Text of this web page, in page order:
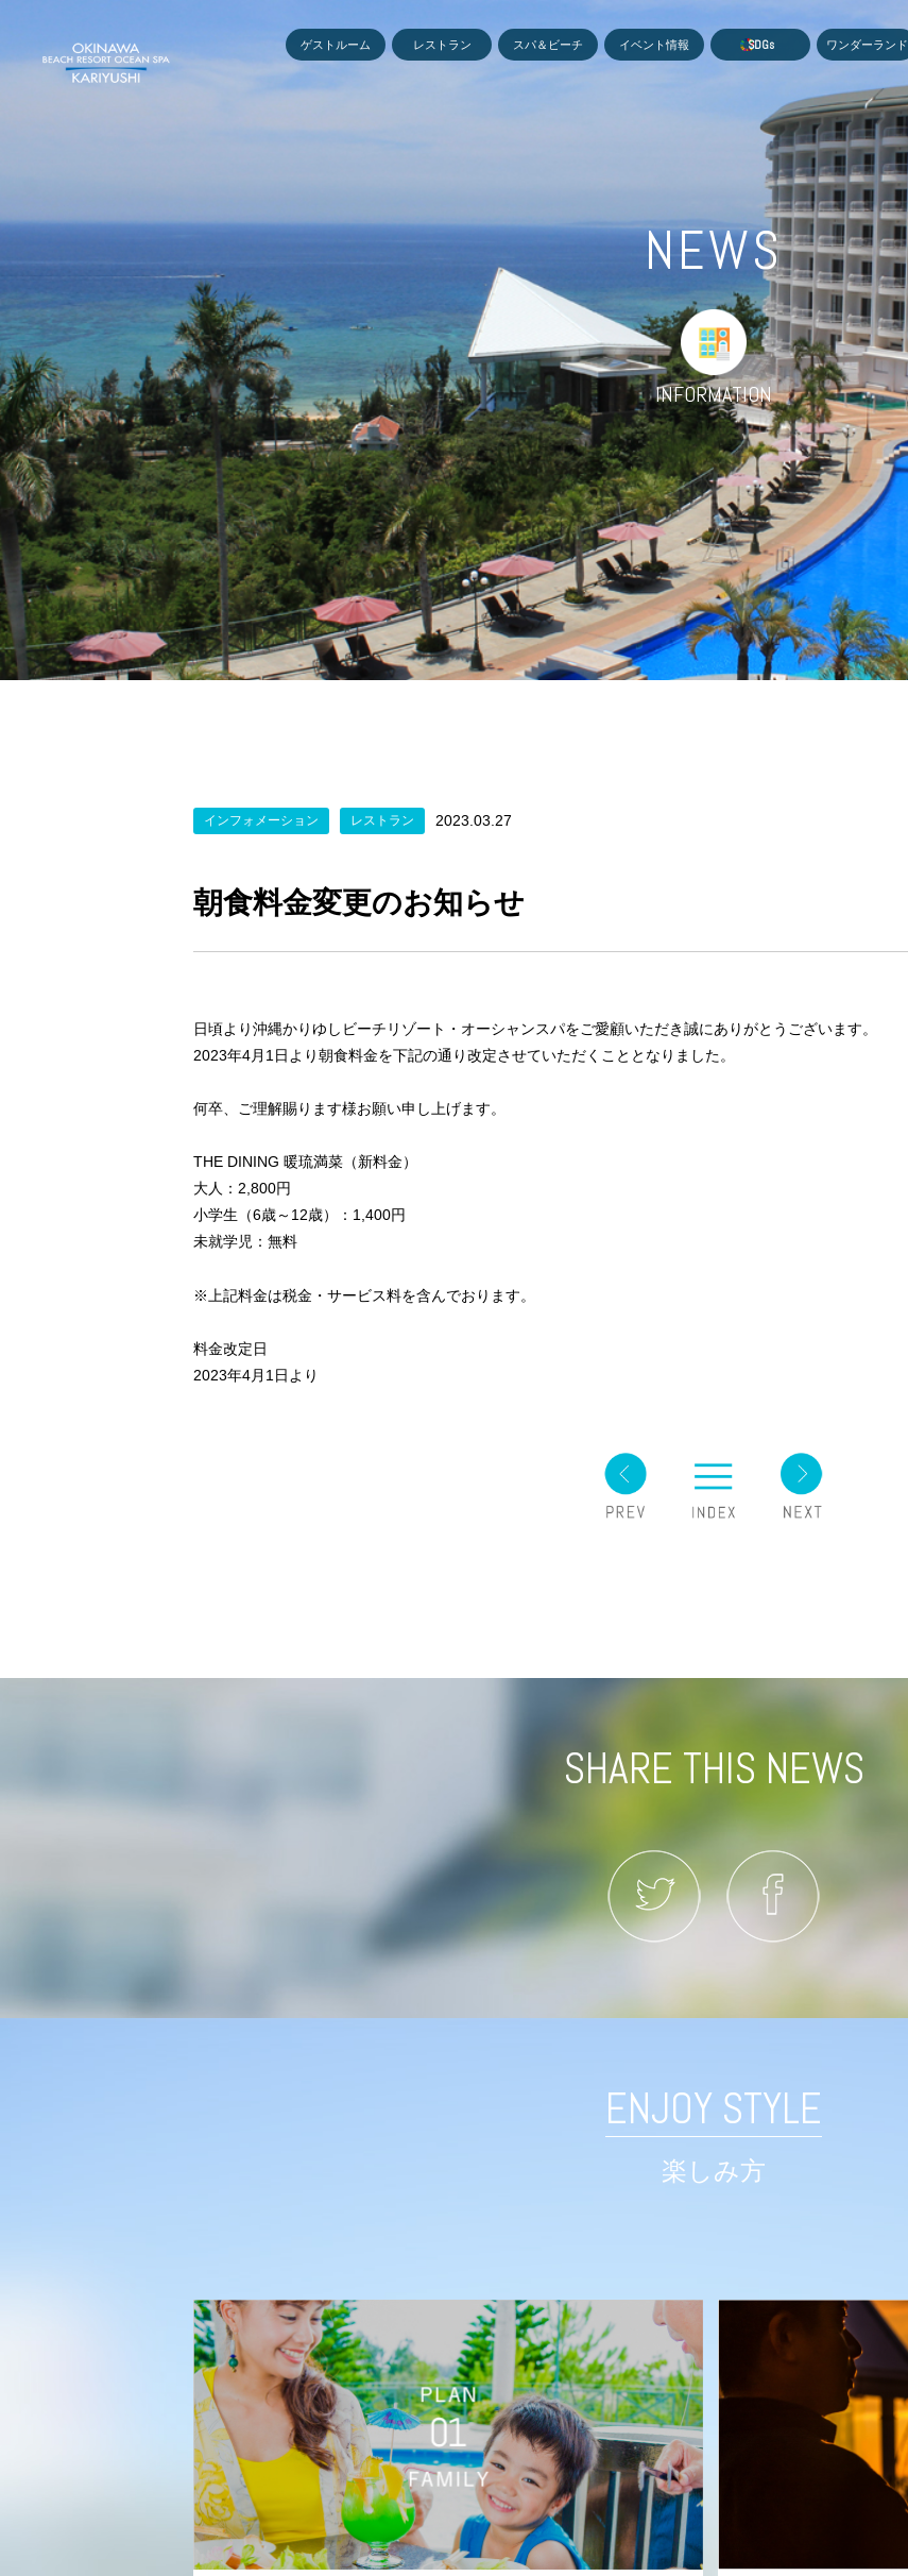
ゲストルーム レストラン スパ＆ビーチ イベント情報 SDGs ワンダーランド
NEWS
INFORMATION
インフォメーション レストラン 2023.03.27
朝食料金変更のお知らせ
日頃より沖縄かりゆしビーチリゾート・オーシャンスパをご愛顧いただき誠にありがとうございます。
2023年4月1日より朝食料金を下記の通り改定させていただくこととなりました。
何卒、ご理解賜ります様お願い申し上げます。
THE DINING 暖琉満菜（新料金）
大人：2,800円
小学生（6歳～12歳）：1,400円
未就学児：無料
※上記料金は税金・サービス料を含んでおります。
料金改定日
2023年4月1日より
SHARE THIS NEWS
ENJOY STYLE
楽しみ方